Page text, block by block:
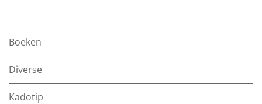
Boeken
Diverse
Kadotip